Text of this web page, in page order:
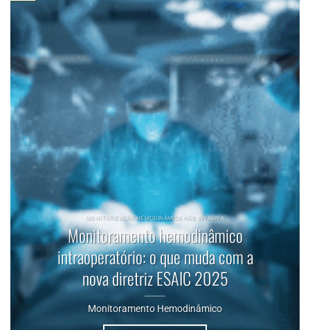
MONITORIZAÇÃO HEMODINÂMICA NÃO INVASIVA
Monitoramento hemodinâmico
intraoperatório: o que muda com a
nova diretriz ESAIC 2025
Monitoramento Hemodinâmico